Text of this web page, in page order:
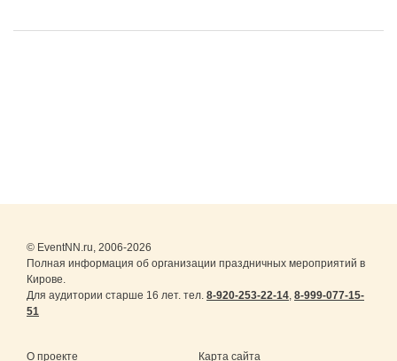
© EventNN.ru, 2006-2026
Полная информация об организации праздничных мероприятий в
Кирове.
Для аудитории старше 16 лет. тел. 8-920-253-22-14, 8-999-077-15-
51
О проекте Карта сайта